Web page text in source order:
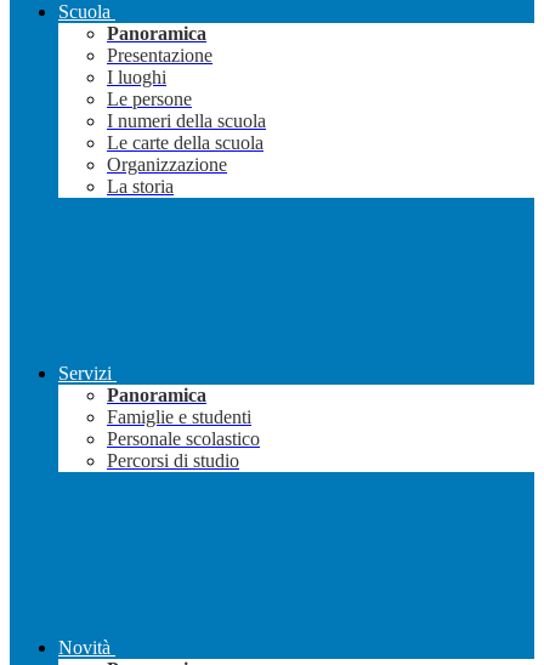
Scuola
Panoramica
Presentazione
I luoghi
Le persone
I numeri della scuola
Le carte della scuola
Organizzazione
La storia
Servizi
Panoramica
Famiglie e studenti
Personale scolastico
Percorsi di studio
Novità